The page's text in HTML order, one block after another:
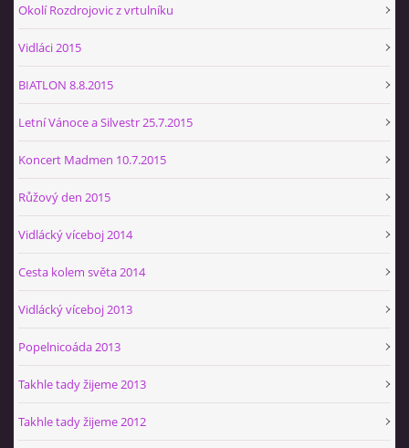
Okolí Rozdrojovic z vrtulníku
Vidláci 2015
BIATLON 8.8.2015
Letní Vánoce a Silvestr 25.7.2015
Koncert Madmen 10.7.2015
Růžový den 2015
Vidlácký víceboj 2014
Cesta kolem světa 2014
Vidlácký víceboj 2013
Popelnicoáda 2013
Takhle tady žijeme 2013
Takhle tady žijeme 2012